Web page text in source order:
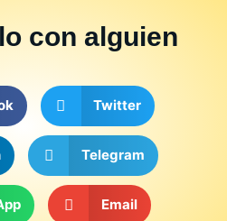
con alguien
Twitter
Telegram
Email